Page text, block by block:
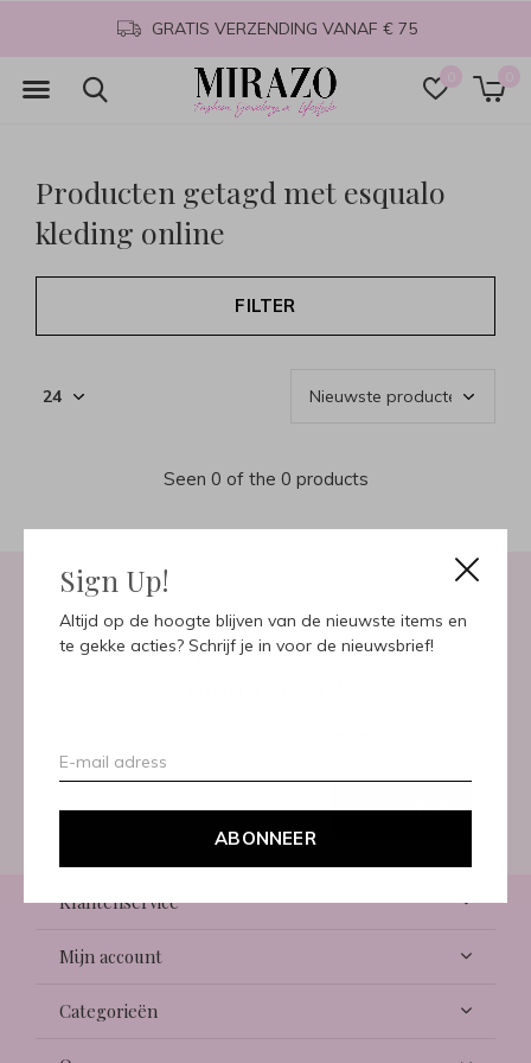
Sign Up!
Altijd op de hoogte blijven van de nieuwste items en
te gekke acties? Schrijf je in voor de nieuwsbrief!
ABONNEER
0 0
GRATIS VERZENDING VANAF € 75
Producten getagd met esqualo
kleding online
FILTER
Seen 0 of the 0 products
Meld je aan voor onze
ABONNEER
Klantenservice
Mijn account
Categorieën